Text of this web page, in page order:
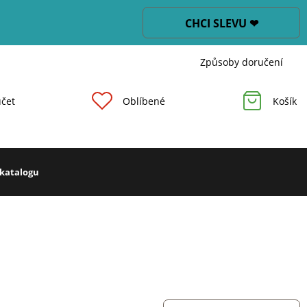
CHCI SLEVU ❤
Způsoby doručení
Oblíbené Košík